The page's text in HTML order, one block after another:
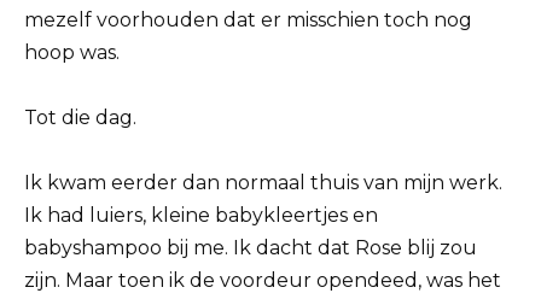
mezelf voorhouden dat er misschien toch nog
hoop was.
Tot die dag.
Ik kwam eerder dan normaal thuis van mijn werk.
Ik had luiers, kleine babykleertjes en
babyshampoo bij me. Ik dacht dat Rose blij zou
zijn. Maar toen ik de voordeur opendeed, was het